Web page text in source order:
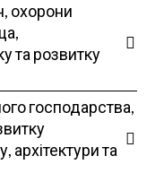
охорони
та розвитку
господарства,
архітектури та